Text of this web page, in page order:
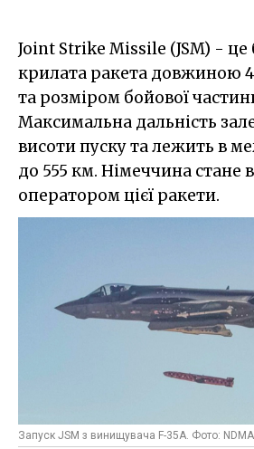
Joint Strike Missile (JSM) - це
крилата ракета довжиною
та розміром бойової
Максимальна дальність
висоти пуску та лежить в
до 555 км. Німеччина стане
оператором цієї ракети.
Запуск JSM з винищувача F-35A. Фото: NDMA